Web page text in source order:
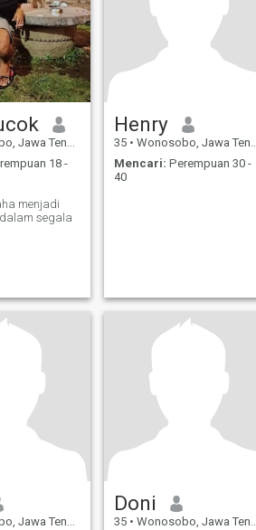
Tengah, Indonesia
18 -
menjadi
segala
Henry
35 • Wonosobo, Jawa Tengah, Indonesia
Mencari: Perempuan 30 -
40
Tengah, Indonesia
Doni
35 • Wonosobo, Jawa Tengah, Indonesia